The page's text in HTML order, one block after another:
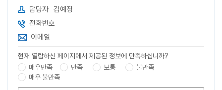
담당자 김예정
전화번호
이메일
현재 열람하신 페이지에서 제공된 정보에 만족하십니까?
매우만족
만족 보통
불만족
매우 불만족